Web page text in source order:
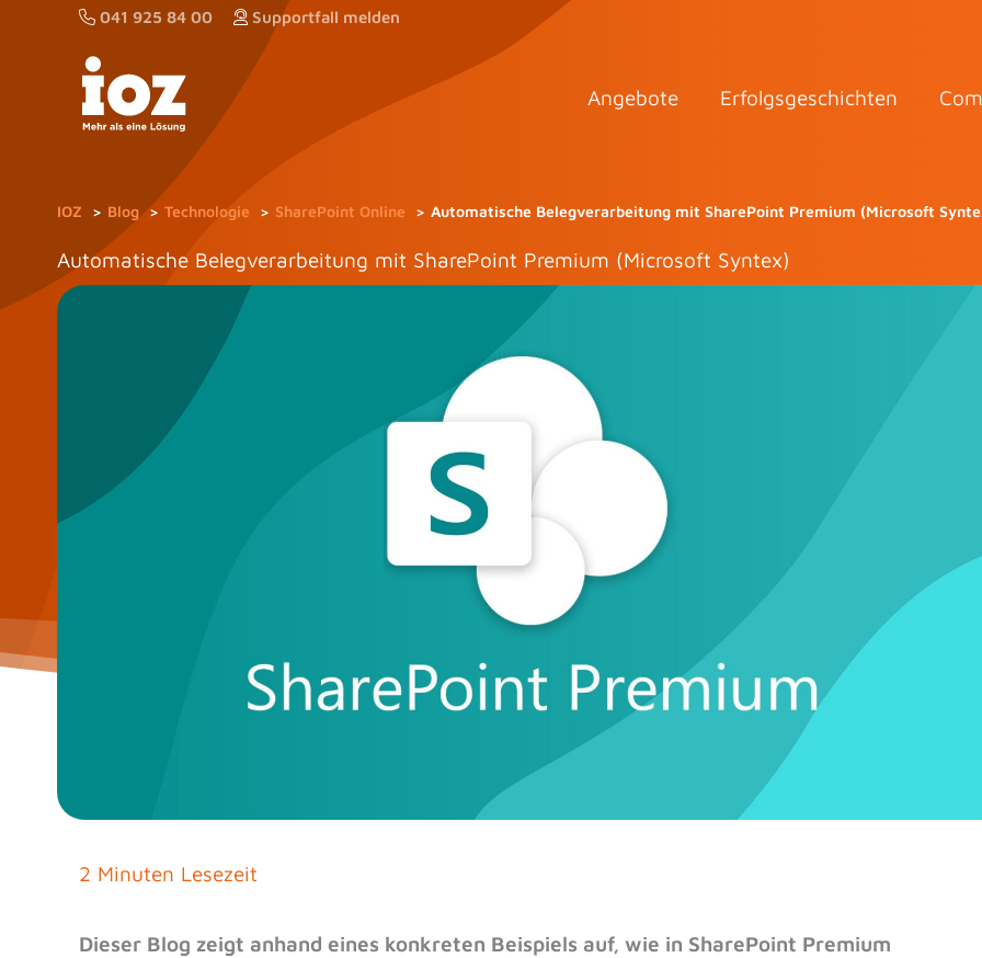
041 925 84 00 Supportfall melden
Angebote Erfolgsgeschichten
IOZ Blog Technologie SharePoint Online Automatische Belegverarbeitung mit SharePoint Premium (Microsoft
Automatische Belegverarbeitung mit SharePoint Premium (Microsoft Syntex)
2 Minuten Lesezeit
Dieser Blog zeigt anhand eines konkreten Beispiels auf, wie in SharePoint Premium